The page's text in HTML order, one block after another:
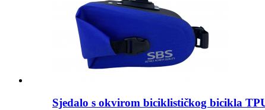
Sjedalo s okvirom biciklističkog bicikla